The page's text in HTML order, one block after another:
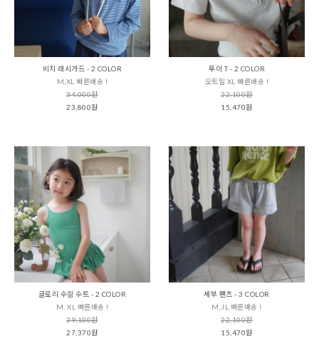
비치 래시가드 - 2 COLOR
M,XL 빠른배송 !
34,000원
23,800원
루이 T - 2 COLOR
오트밀 XL 빠른배송 !
22,100원
15,470원
글로리 수읨 수트 - 2 COLOR
M, XL 빠른배송 !
39,100원
27,370원
세부 팬츠 - 3 COLOR
M,JL 빠른배송 !
22,100원
15,470원